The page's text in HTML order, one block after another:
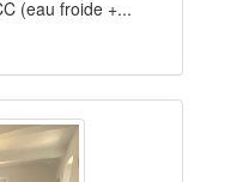
(eau froide +...